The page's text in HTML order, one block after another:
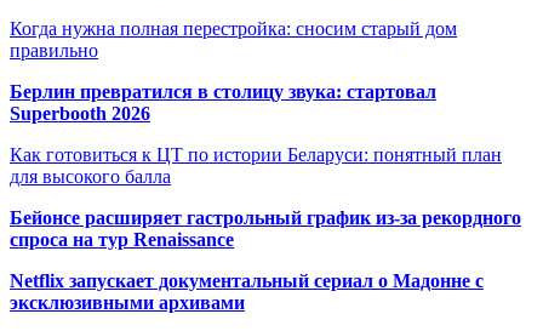
Когда нужна полная перестройка: сносим старый дом
правильно
Берлин превратился в столицу звука: стартовал
Superbooth 2026
Как готовиться к ЦТ по истории Беларуси: понятный план
для высокого балла
Бейонсе расширяет гастрольный график из-за рекордного
спроса на тур Renaissance
Netflix запускает документальный сериал о Мадонне с
эксклюзивными архивами